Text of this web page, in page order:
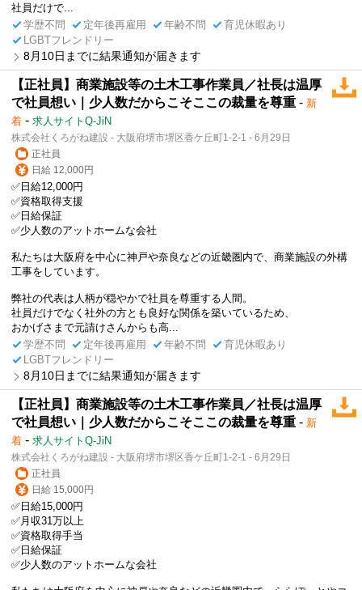
社員だけで...
学歴不問
定年後再雇用 年齢不問
育児休暇あり
LGBTフレンドリー
8月10日までに結果通知が届きます
【正社員】商業施設等の土木工事作業員／社長は温厚
で社員想い｜少人数だからこそここの裁量を尊重 - 新
着 - 求人サイトQ-JiN
株式会社くろがね建設 - 大阪府堺市堺区香ケ丘町1-2-1 - 6月29日
正社員
日給 12,000円
✅日給12,000円
✅資格取得支援
✅日給保証
✅少人数のアットホームな会社
私たちは大阪府を中心に神戸や奈良などの近畿圏内で、商業施設の外構
工事をしています。
弊社の代表は人柄が穏やかで社員を尊重する人間。
社員だけでなく社外の方とも良好な関係を築いているため、
おかげさまで元請けさんからも高...
学歴不問
定年後再雇用 年齢不問
育児休暇あり
LGBTフレンドリー
8月10日までに結果通知が届きます
【正社員】商業施設等の土木工事作業員／社長は温厚
で社員想い｜少人数だからこそここの裁量を尊重 - 新
着 - 求人サイトQ-JiN
株式会社くろがね建設 - 大阪府堺市堺区香ケ丘町1-2-1 - 6月29日
正社員
日給 15,000円
✅日給15,000円
✅月収31万以上
✅資格取得手当
✅日給保証
✅少人数のアットホームな会社